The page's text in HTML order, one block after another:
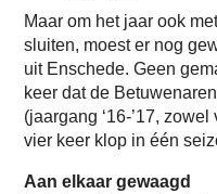
Maar om het jaar ook
sluiten, moest er nog
uit Enschede. Geen
keer dat de
(jaargang ‘16-’17,
vier keer klop in één
Aan elkaar gewaagd